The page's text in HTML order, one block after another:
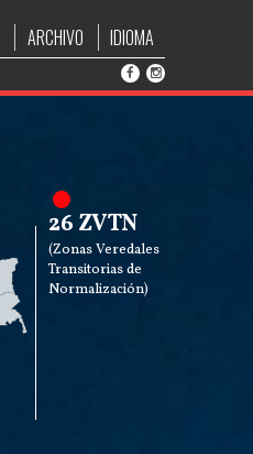
ARCHIVO IDIOMA
26 ZVTN
(Zonas Veredales
Transitorias de
Normalización)